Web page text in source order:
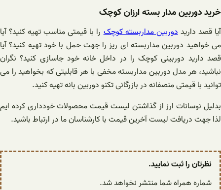
خرید دوربین مدار بسته ارزان کوچک
آیا قصد داریددوربین مداربسته کوچکرا با قیمتی مناسب تهیه کنید؟ آیا
می خواهید دوربین مداربسته ای ریز را جهت حمل با خود تهیه کنید؟ آیا
قصد دارید دوربینی کوچک را در داخل خانه خود جاسازی کنید؟ نگران
نباشید، هر مدل دوربین مداربسته مخفی با هر قابلیتی که بخواهید را می
توانید با قیمتی منصفانه در بازرگانی تکنو دوربین بانه تهیه کنید.
بدلیل نوسانات ارز از گذاشتن لیست قیمت محصولات خودداری کرده ایم
لذا جهت دریافت لیست آخرین قیمت با کارشناسان ما در ارتباط باشید.
نظرتان را ثبت نمایید.
شماره همراه شما منتشر نخواهد شد.